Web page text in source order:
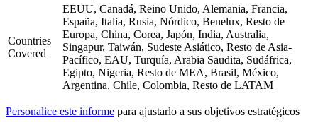
Countries
Covered
EEUU, Canadá, Reino Unido, Alemania, Francia,
España, Italia, Rusia, Nórdico, Benelux, Resto de
Europa, China, Corea, Japón, India, Australia,
Singapur, Taiwán, Sudeste Asiático, Resto de Asia-
Pacífico, EAU, Turquía, Arabia Saudita, Sudáfrica,
Egipto, Nigeria, Resto de MEA, Brasil, México,
Argentina, Chile, Colombia, Resto de LATAM
Personalice este informe para ajustarlo a sus objetivos estratégicos